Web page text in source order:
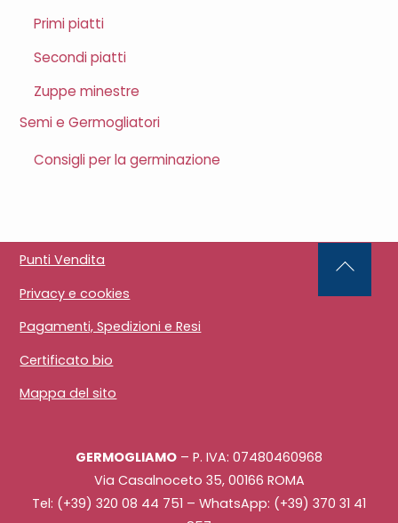
Primi piatti
Secondi piatti
Zuppe minestre
Semi e Germogliatori
Consigli per la germinazione
Punti Vendita
Privacy e cookies
Pagamenti, Spedizioni e Resi
Certificato bio
Mappa del sito
GERMOGLIAMO – P. IVA: 07480460968
Via Casalnoceto 35, 00166 ROMA
Tel: (+39) 320 08 44 751 – WhatsApp: (+39) 370 31 41